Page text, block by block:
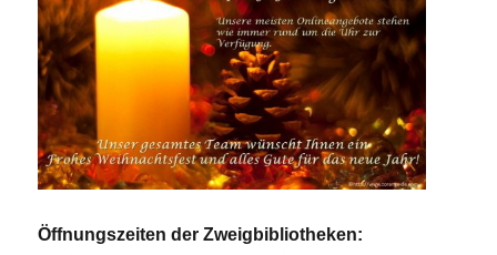
Öffnungszeiten der Zweigbibliotheken: